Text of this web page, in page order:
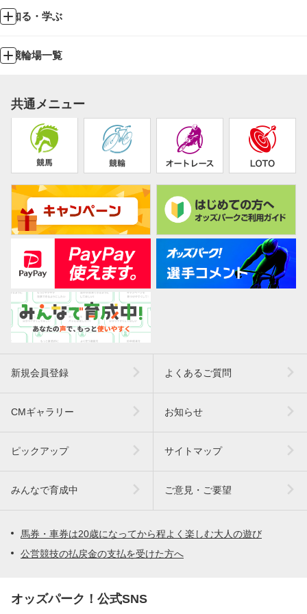
知る・学ぶ
競輪場一覧
共通メニュー
新規会員登録 よくあるご質問
CMギャラリー お知らせ
ピックアップ サイトマップ
みんなで育成中 ご意見・ご要望
馬券・車券は20歳になってから程よく楽しむ大人の遊び
公営競技の払戻金の支払を受けた方へ
オッズパーク！公式SNS